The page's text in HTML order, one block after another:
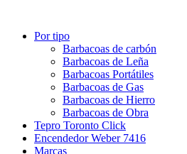
Por tipo
Barbacoas de carbón
Barbacoas de Leña
Barbacoas Portátiles
Barbacoas de Gas
Barbacoas de Hierro
Barbacoas de Obra
Tepro Toronto Click
Encendedor Weber 7416
Marcas